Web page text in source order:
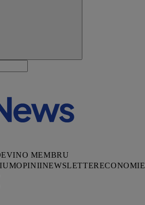
MEMBRU
OPINIINEWSLETTERECONOMIE